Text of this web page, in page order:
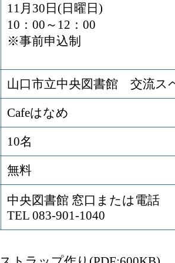
11月30日(日曜日)
10：00～12：00
※事前申込制
山口市立中央図書館 交流ス
Cafeはなめ
10名
無料
中央図書館 窓口または電話
TEL 083-901-1040